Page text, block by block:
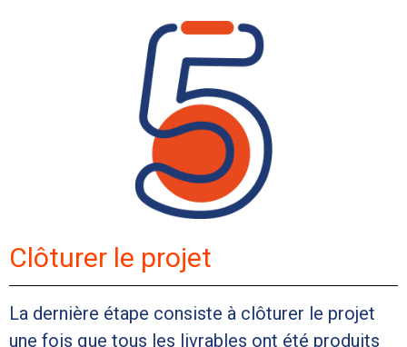
Clôturer le projet
La dernière étape consiste à clôturer le projet
une fois que tous les livrables ont été produits